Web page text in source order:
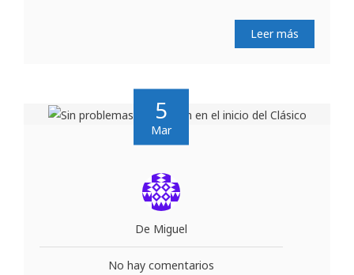
Leer más
5
Mar
De Miguel
No hay comentarios